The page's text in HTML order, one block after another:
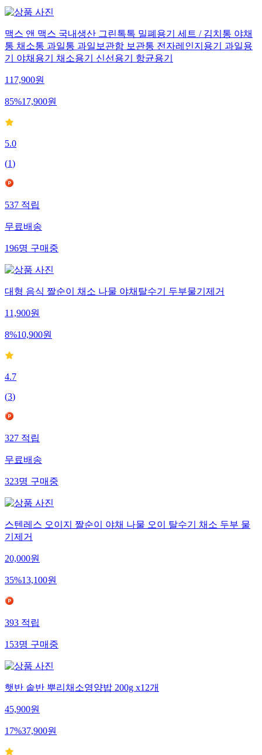
맥스 앤 맥스 국내생산 그린톡톡 밀폐용기 세트 / 김치통 야채
통 채소통 과일통 과일보관함 보관통 전자레인지용기 과일용
기 야채용기 채소용기 신선용기 항균용기
117,900원
85%17,900원
5.0
(1)
537 적립
무료배송
196명 구매중
대형 음식 짤순이 채소 나물 야채탈수기 두부물기제거
11,900원
8%10,900원
4.7
(3)
327 적립
무료배송
323명 구매중
스텐레스 오이지 짤순이 야채 나물 오이 탈수기 채소 두부 물
기제거
20,000원
35%13,100원
393 적립
153명 구매중
햇반 솥반 뿌리채소영양밥 200g x12개
45,900원
17%37,900원